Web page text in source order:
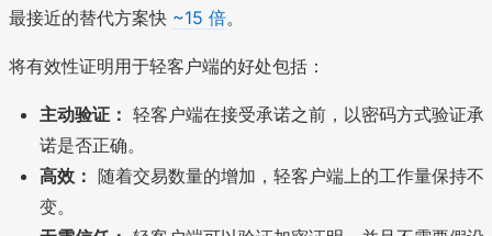
最接近的替代方案快 ~15 倍。
将有效性证明用于轻客户端的好处包括：
主动验证： 轻客户端在接受承诺之前，以密码方式验证承
诺是否正确。
高效： 随着交易数量的增加，轻客户端上的工作量保持不
变。